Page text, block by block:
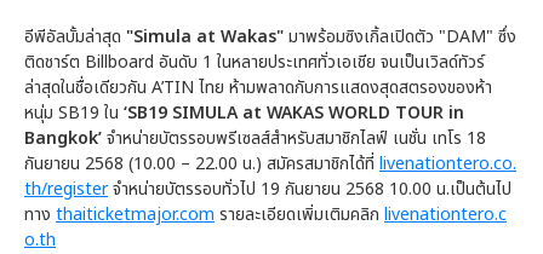
อีพีอัลบั้มล่าสุด "Simula at Wakas"มาพร้อมซิงเกิ้ลเปิดตัว "DAM" ซึ่ง
ติดชาร์ต Billboard อันดับ 1 ในหลายประเทศทั่วเอเชีย จนเป็นเวิลด์ทัวร์
ล่าสุดในชื่อเดียวกัน A’TIN ไทย ห้ามพลาดกับการแสดงสุดสตรองของห้า
หนุ่ม SB19 ใน ‘SB19 SIMULA at WAKAS WORLD TOUR in
Bangkok’จำหน่ายบัตรรอบพรีเซลส์สำหรับสมาชิกไลฟ์ เนชั่น เทโร 18
กันยายน 2568 (10.00 – 22.00 น.) สมัครสมาชิกได้ที่ livenationtero.co.
th/registerจำหน่ายบัตรรอบทั่วไป 19 กันยายน 2568 10.00 น.เป็นต้นไป
ทาง thaiticketmajor.com รายละเอียดเพิ่มเติมคลิก livenationtero.c
o.th